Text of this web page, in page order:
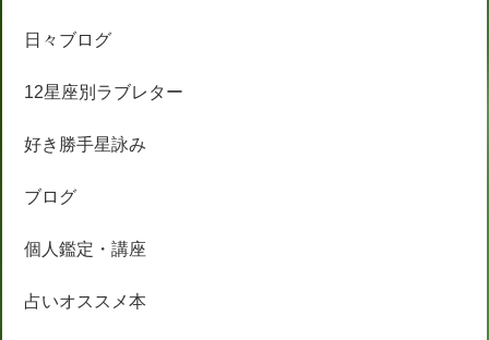
日々ブログ
12星座別ラブレター
好き勝手星詠み
ブログ
個人鑑定・講座
占いオススメ本